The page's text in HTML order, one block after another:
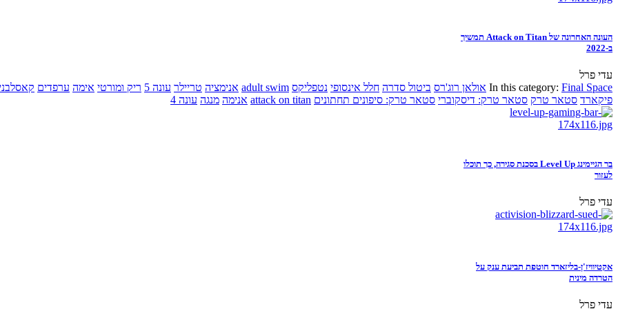
העונה האחרונה של Attack on Titan תמשיך
ב-2022
עדי פרל
In this category: Final Space אולאן רוג'רס ביטול סדרה חלל אינסופי נטפליקס adult swim אנימציה טריילר עונה 5 ריק ומורטי אימה ערפדים
פיקארד סטאר טרק סטאר טרק: דיסקוברי סטאר טרק: סיפונים תחתונים attack on titan אנימה מנגה עונה 4
בר הגיימינג Level Up בסכנת סגירה, כך תוכלו
לעזור
עדי פרל
אקטיוויז'ן-בליזארד חוטפת תביעת ענק על
הטרדה מינית
עדי פרל